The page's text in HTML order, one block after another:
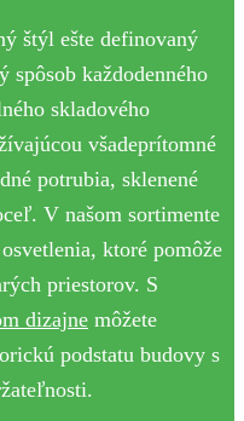
štýl ešte definovaný
spôsob každodenného
skladového
všadeprítomné
potrubia, sklenené
V našom sortimente
ktoré pomôže
priestorov. S
dizajne môžete
podstatu budovy s